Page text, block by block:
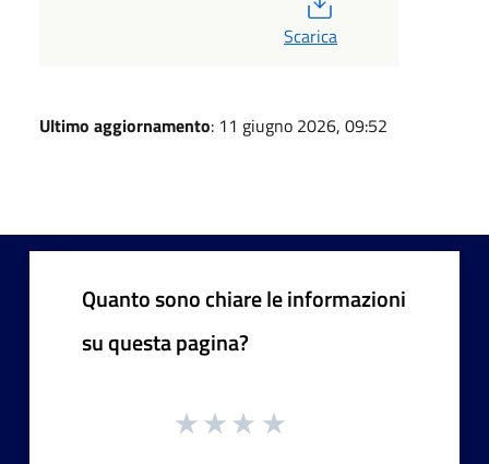
Scarica
Ultimo aggiornamento: 11 giugno 2026, 09:52
Quanto sono chiare le informazioni
su questa pagina?